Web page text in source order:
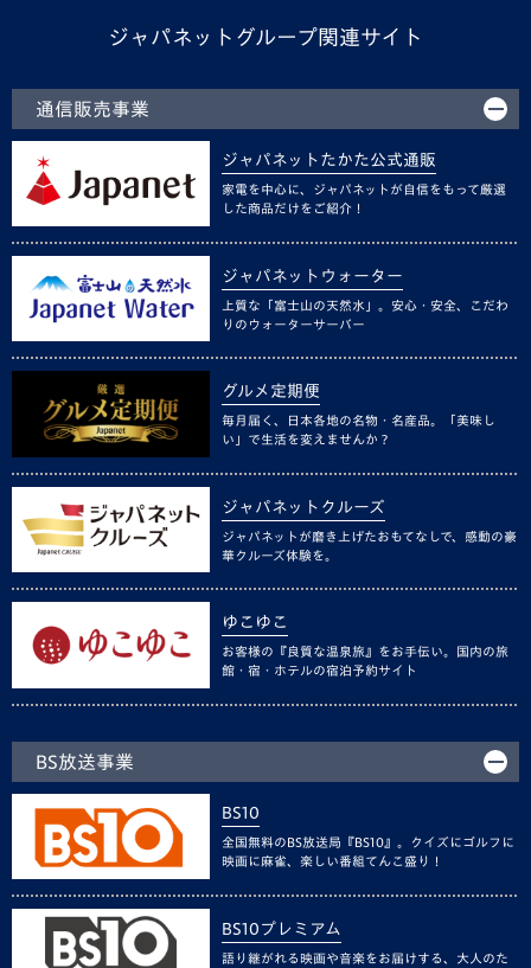
ジャパネットグループ関連サイト
通信販売事業
ジャパネットたかた公式通販
家電を中心に、ジャパネットが自信をもって厳選
した商品だけをご紹介！
ジャパネットウォーター
上質な「富士山の天然水」。安心・安全、こだわ
りのウォーターサーバー
グルメ定期便
毎月届く、日本各地の名物・名産品。「美味し
い」で生活を変えませんか？
ジャパネットクルーズ
ジャパネットが磨き上げたおもてなしで、感動の豪
華クルーズ体験を。
ゆこゆこ
お客様の『良質な温泉旅』をお手伝い。国内の旅
館・宿・ホテルの宿泊予約サイト
BS放送事業
BS10
全国無料のBS放送局『BS10』。クイズにゴルフに
映画に麻雀、楽しい番組てんこ盛り！
BS10プレミアム
語り継がれる映画や音楽をお届けする、大人のた